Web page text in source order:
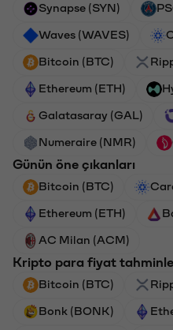
Synapse (SYN)
Waves (WAVES)
Bitcoin (BTC)
Ethereum (ETH)
Galatasaray (GAL)
Numeraire (NMR)
Günün öne çıkanları
Bitcoin (BTC)
Ethereum (ETH)
AC Milan (ACM)
Kripto para fiyat
Bitcoin (BTC)
Bonk (BONK)